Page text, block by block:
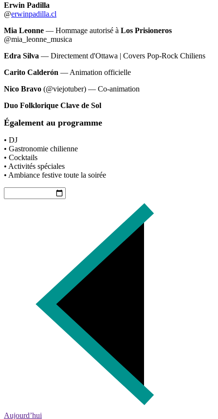
Erwin Padilla
@erwinpadilla.cl
Mia Leonne — Hommage autorisé à Los Prisioneros
@mia_leonne_musica
Edra Silva — Directement d'Ottawa | Covers Pop-Rock Chiliens
Carito Calderón — Animation officielle
Nico Bravo (@viejotuber) — Co-animation
Duo Folklorique Clave de Sol
Également au programme
• DJ
• Gastronomie chilienne
• Cocktails
• Activités spéciales
• Ambiance festive toute la soirée
Aujourd’hui